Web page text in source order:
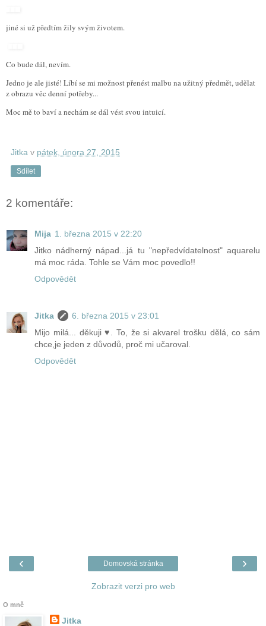
jiné si už předtím žily svým životem.
Co bude dál, nevím.
Jedno je ale jisté! Líbí se mi možnost přenést malbu na užitný předmět, udělat
z obrazu věc denní potřeby...
Moc mě to baví a nechám se dál vést svou intuicí.
Jitka v pátek, února 27, 2015
Sdílet
2 komentáře:
Mija 1. března 2015 v 22:20
Jitko nádherný nápad...já tu "nepředvídatelnost" aquarelu
má moc ráda. Tohle se Vám moc povedlo!!
Odpovědět
Jitka
6. března 2015 v 23:01
Mijo milá... děkuji ♥. To, že si akvarel trošku dělá, co sám
chce,je jeden z důvodů, proč mi učaroval.
Odpovědět
‹ ›
Domovská stránka
Zobrazit verzi pro web
O mně
Jitka